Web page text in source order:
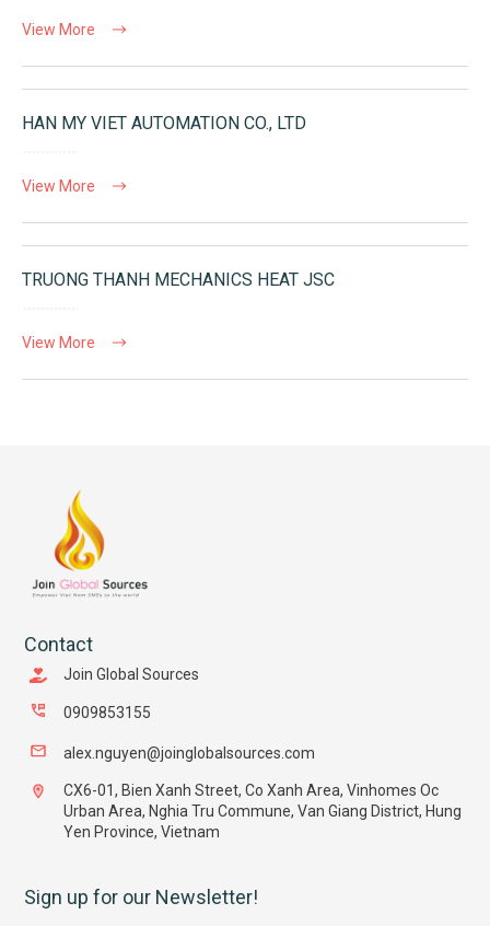
View More
HAN MY VIET AUTOMATION CO., LTD
View More
TRUONG THANH MECHANICS HEAT JSC
View More
Contact
Join Global Sources
0909853155
alex.nguyen@joinglobalsources.com
CX6-01, Bien Xanh Street, Co Xanh Area, Vinhomes Oc
Urban Area, Nghia Tru Commune, Van Giang District, Hung
Yen Province, Vietnam
Sign up for our Newsletter!